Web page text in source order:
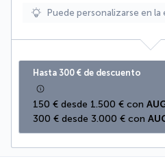
Puede personalizarse en la
Hasta 300 € de descuento
150 € desde 1.500 € con
300 € desde 3.000 € con